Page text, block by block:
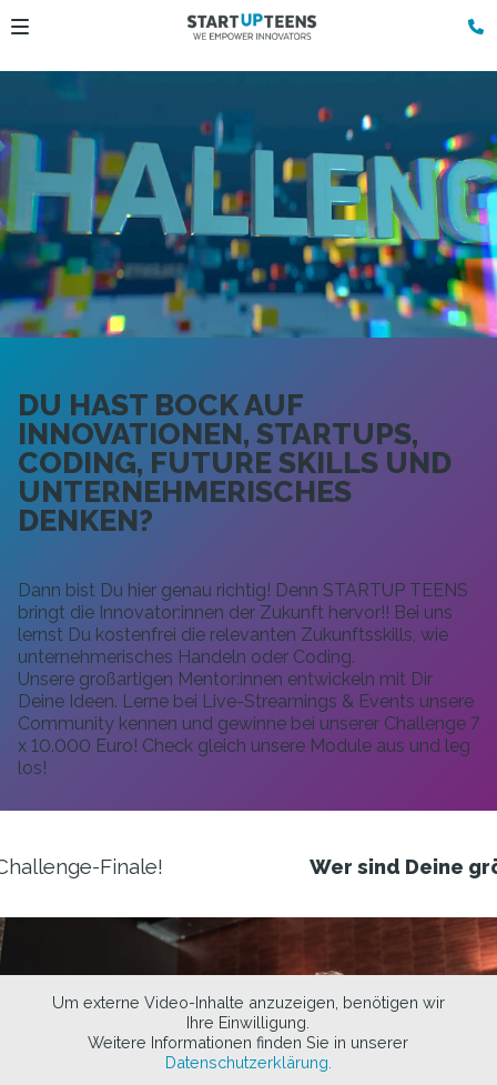
DU HAST BOCK AUF
INNOVATIONEN, STARTUPS,
CODING, FUTURE SKILLS UND
UNTERNEHMERISCHES
DENKEN?
Dann bist Du hier genau richtig! Denn STARTUP TEENS
bringt die Innovator:innen der Zukunft hervor!! Bei uns
lernst Du kostenfrei die relevanten Zukunftsskills, wie
unternehmerisches Handeln oder Coding.
Unsere großartigen Mentor:innen entwickeln mit Dir
Deine Ideen. Lerne bei Live-Streamings & Events unsere
Community kennen und gewinne bei unserer Challenge 7
x 10.000 Euro! Check gleich unsere Module aus und leg
los!
Wer sind Deine größten Vorbilder für
Um externe Video-Inhalte anzuzeigen, benötigen wir
Ihre Einwilligung.
Weitere Informationen finden Sie in unserer
Datenschutzerklärung.